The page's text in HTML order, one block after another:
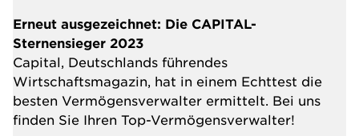
Erneut ausgezeichnet: Die CAPITAL-
Sternensieger 2023
Capital, Deutschlands führendes
Wirtschaftsmagazin, hat in einem Echttest die
besten Vermögensverwalter ermittelt. Bei uns
finden Sie Ihren Top-Vermögensverwalter!